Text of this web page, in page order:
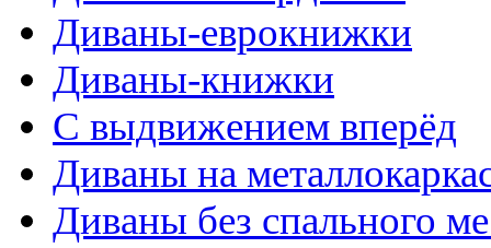
Диваны-еврокнижки
Диваны-книжки
С выдвижением вперёд
Диваны на
Диваны без спального